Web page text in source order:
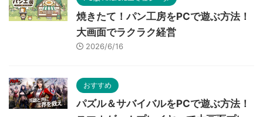
焼きたて！パン工房をPCで遊ぶ方法！
大画面でラクラク経営
2026/6/16
おすすめ
パズル＆サバイバルをPCで遊ぶ方法！